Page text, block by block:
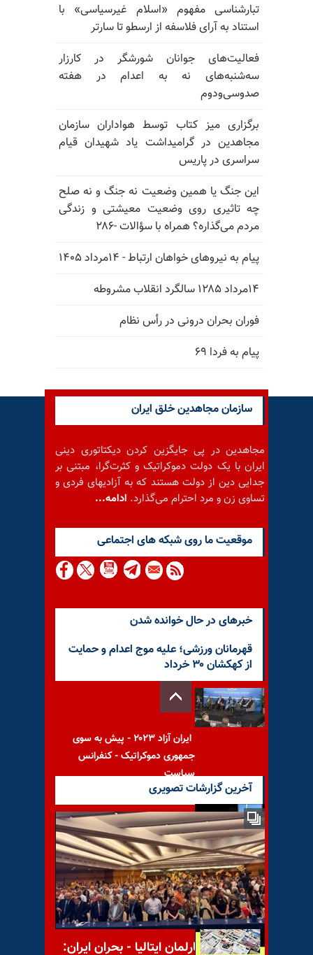
تبارشناسی مفهوم «اسلام غیرسیاسی» با
استناد به آرای فلاسفه از ارسطو تا سارتر
فعالیت‌های جوانان شورشگر در کارزار
سه‌شنبه‌های نه به اعدام در هفته
صدوسی‌و‌دوم
برگزاری میز کتاب توسط هواداران سازمان
مجاهدین در گرامیداشت یاد شهیدان قیام
سراسری در پاریس
این جنگ یا همین وضعیت نه جنگ و نه صلح
چه تاثیری روی وضعیت معیشتی و زندگی
مردم می‌گذاره؟ همراه با سؤالات -۲۸۶
پیام به نیروهای خواهان ارتباط - ۱۴مرداد ۱۴۰۵
۱۴مرداد ۱۲۸۵ سالگرد انقلاب مشروطه
فوران بحران درونی در رأس نظام
پیام به فردا ۶۹
سازمان مجاهدین خلق ایران
مجاهدین در پی جایگزین کردن دیکتاتوری دینی
ایران با یک دولت دموکراتیک و کثرت‌گرا، مبتنی بر
جدایی دین از دولت هستند که به آزادیهای فردی و
تساوی زن و مرد احترام می‌گذارد. ادامه...
موقعيت ما روى شبكه هاى اجتماعى
خبرهای در حال خوانده شدن
قهرمانان ورزشی؛ علیه موج اعدام و حمایت
از کهکشان ۳۰ خرداد
ایران آزاد ۲۰۲۳ - پیش به سوی
جمهوری دموکراتیک - کنفرانس
سیاست
فراخوان عفو بین‌الملل برای
نجات نوجوان زندانی در زندان
مهاباد
آخرین گزارشات تصویری
کنفرانس در پارلمان ایتالیا - بحران ایران: